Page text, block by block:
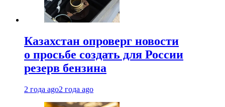
Казахстан опроверг новости
о просьбе создать для России
резерв бензина
2 года ago2 года ago